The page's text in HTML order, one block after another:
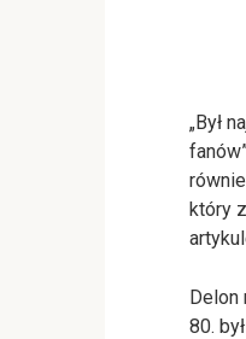
„Był
który
Delon
80.